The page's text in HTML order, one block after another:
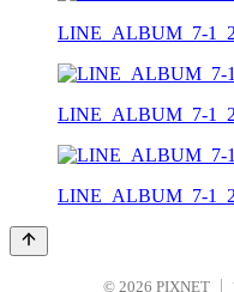
LINE_ALBUM_7-
LINE_ALBUM_7-
LINE_ALBUM_7-
© 2026 PIXNET